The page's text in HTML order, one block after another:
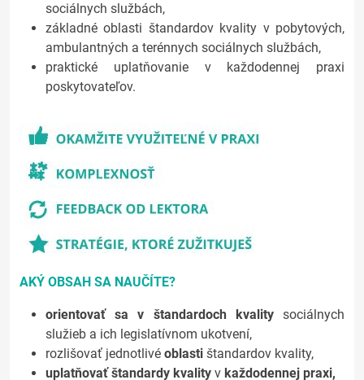
sociálnych službách,
základné oblasti štandardov kvality v pobytových,
ambulantných a terénnych sociálnych službách,
praktické uplatňovanie v každodennej praxi
poskytovateľov.
AKÝ OBSAH SA NAUČÍTE?
orientovať sa v štandardoch kvality sociálnych
služieb a ich legislatívnom ukotvení,
rozlišovať jednotlivé oblasti štandardov kvality,
uplatňovať štandardy kvality v každodennej praxi,